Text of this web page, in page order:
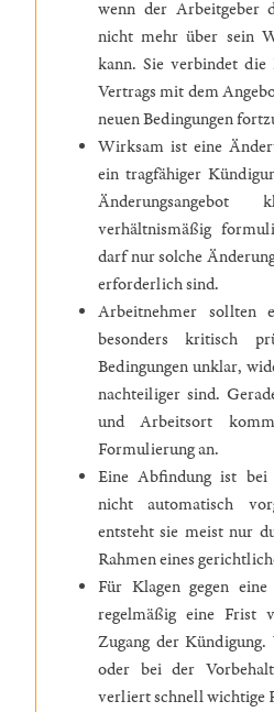
wenn der Arbeitgeber
nicht mehr über sein
kann. Sie verbindet die
Vertrags mit dem
neuen Bedingungen
Wirksam ist eine
ein tragfähiger
verhältnismäßig
darf nur solche
erforderlich sind.
Arbeitnehmer sollten
besonders kritisch
Bedingungen unklar,
nachteiliger sind.
und Arbeitsort
Formulierung an.
Eine Abfindung ist bei
nicht automatisch
entsteht sie meist nur
Rahmen eines
Für Klagen gegen
regelmäßig eine Frist
Zugang der
oder bei der
verliert schnell wichtige